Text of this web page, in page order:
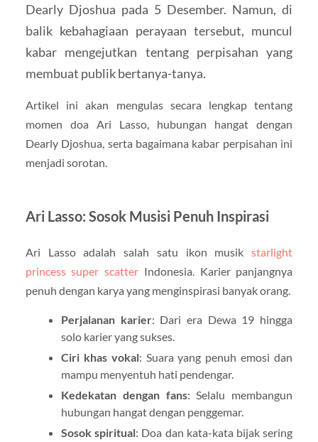
Dearly Djoshua pada 5 Desember. Namun, di
balik kebahagiaan perayaan tersebut, muncul
kabar mengejutkan tentang perpisahan yang
membuat publik bertanya-tanya.
Artikel ini akan mengulas secara lengkap tentang
momen doa Ari Lasso, hubungan hangat dengan
Dearly Djoshua, serta bagaimana kabar perpisahan ini
menjadi sorotan.
Ari Lasso: Sosok Musisi Penuh Inspirasi
Ari Lasso adalah salah satu ikon musikstarlight
princess super scatter Indonesia. Karier panjangnya
penuh dengan karya yang menginspirasi banyak orang.
Perjalanan karier: Dari era Dewa 19 hingga
solo karier yang sukses.
Ciri khas vokal: Suara yang penuh emosi dan
mampu menyentuh hati pendengar.
Kedekatan dengan fans: Selalu membangun
hubungan hangat dengan penggemar.
Sosok spiritual: Doa dan kata-kata bijak sering